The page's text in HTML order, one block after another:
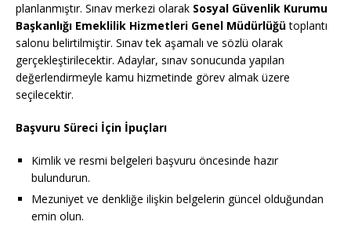
planlanmıştır. Sınav merkezi olarak Sosyal Güvenlik Kurumu
Başkanlığı Emeklilik Hizmetleri Genel Müdürlüğütoplantı
salonu belirtilmiştir. Sınav tek aşamalı ve sözlü olarak
gerçekleştirilecektir. Adaylar, sınav sonucunda yapılan
değerlendirmeyle kamu hizmetinde görev almak üzere
seçilecektir.
Başvuru Süreci İçin İpuçları
Kimlik ve resmi belgeleri başvuru öncesinde hazır
bulundurun.
Mezuniyet ve denkliğe ilişkin belgelerin güncel olduğundan
emin olun.